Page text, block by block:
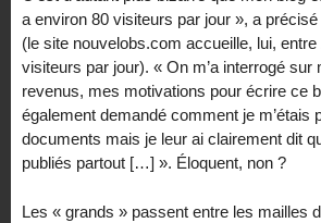
a environ 80 visiteurs par jour », a
(le site nouvelobs.com accueille, lui,
visiteurs par jour). « On m’a interrogé
revenus, mes motivations pour écrire ce
également demandé comment je m’étais
documents mais je leur ai clairement dit
publiés partout […] ». Éloquent, non ?
Les « grands » passent entre les mailles